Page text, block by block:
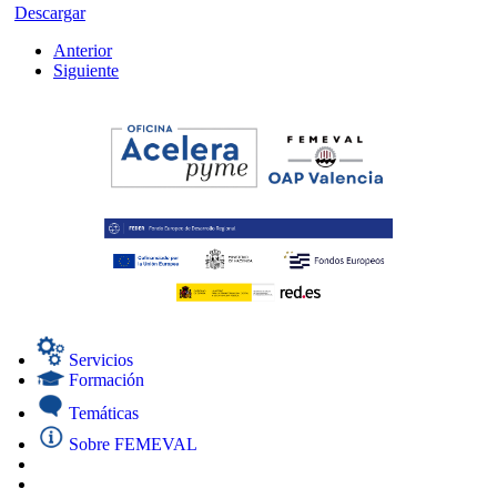
Descargar
Anterior
Siguiente
Servicios
Formación
Temáticas
Sobre FEMEVAL